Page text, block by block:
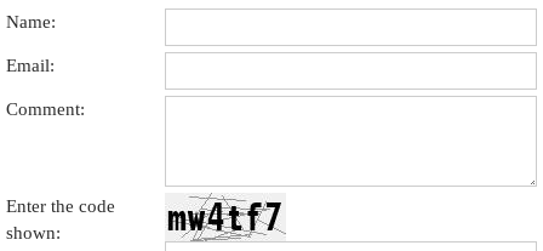
Name:
Email:
Comment:
Enter the code
shown: